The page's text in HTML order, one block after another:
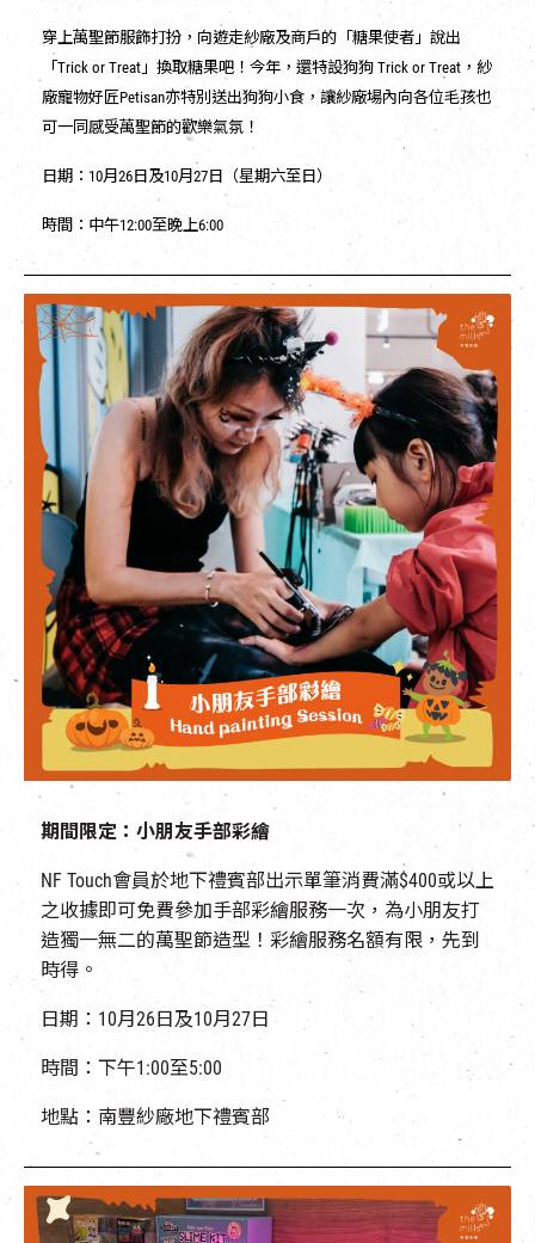
穿上萬聖節服飾打扮，向遊走紗廠及商戶的「糖果使者」說出
「Trick or Treat」換取糖果吧！今年，還特設狗狗 Trick or Treat，紗
廠寵物好匠Petisan亦特別送出狗狗小食，讓紗廠場內向各位毛孩也
可一同感受萬聖節的歡樂氣氛！
日期：10月26日及10月27日（星期六至日）
時間：中午12:00至晚上6:00
期間限定：小朋友手部彩繪
NF Touch會員於地下禮賓部出示單筆消費滿$400或以上
之收據即可免費參加手部彩繪服務一次，為小朋友打
造獨一無二的萬聖節造型！彩繪服務名額有限，先到
時得。
日期：10月26日及10月27日
時間：下午1:00至5:00
地點：南豐紗廠地下禮賓部